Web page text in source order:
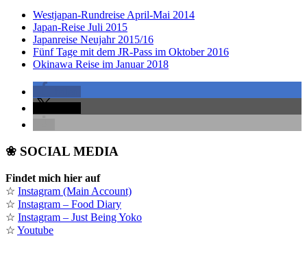
Westjapan-Rundreise April-Mai 2014
Japan-Reise Juli 2015
Japanreise Neujahr 2015/16
Fünf Tage mit dem JR-Pass im Oktober 2016
Okinawa Reise im Januar 2018
❀ SOCIAL MEDIA
Findet mich hier auf
☆ Instagram (Main Account)
☆ Instagram – Food Diary
☆ Instagram – Just Being Yoko
☆ Youtube